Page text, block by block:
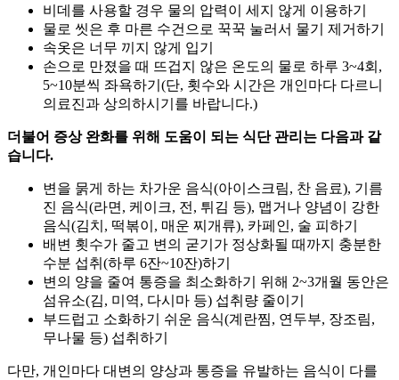
비데를 사용할 경우 물의 압력이 세지 않게 이용하기
물로 씻은 후 마른 수건으로 꾹꾹 눌러서 물기 제거하기
속옷은 너무 끼지 않게 입기
손으로 만졌을 때 뜨겁지 않은 온도의 물로 하루 3~4회,
5~10분씩 좌욕하기(단, 횟수와 시간은 개인마다 다르니
의료진과 상의하시기를 바랍니다.)
더불어 증상 완화를 위해 도움이 되는 식단 관리는 다음과 같
습니다.
변을 묽게 하는 차가운 음식(아이스크림, 찬 음료), 기름
진 음식(라면, 케이크, 전, 튀김 등), 맵거나 양념이 강한
음식(김치, 떡볶이, 매운 찌개류), 카페인, 술 피하기
배변 횟수가 줄고 변의 굳기가 정상화될 때까지 충분한
수분 섭취(하루 6잔~10잔)하기
변의 양을 줄여 통증을 최소화하기 위해 2~3개월 동안은
섬유소(김, 미역, 다시마 등) 섭취량 줄이기
부드럽고 소화하기 쉬운 음식(계란찜, 연두부, 장조림,
무나물 등) 섭취하기
다만, 개인마다 대변의 양상과 통증을 유발하는 음식이 다를